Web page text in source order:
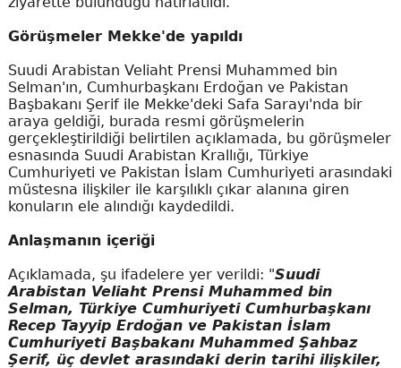
Görüşmeler Mekke'de yapıldı
Suudi Arabistan Veliaht Prensi Muhammed bin
Selman'ın, Cumhurbaşkanı Erdoğan ve Pakistan
Başbakanı Şerif ile Mekke'deki Safa Sarayı'nda bir
araya geldiği, burada resmi görüşmelerin
gerçekleştirildiği belirtilen açıklamada, bu görüşmeler
esnasında Suudi Arabistan Krallığı, Türkiye
Cumhuriyeti ve Pakistan İslam Cumhuriyeti arasındaki
müstesna ilişkiler ile karşılıklı çıkar alanına giren
konuların ele alındığı kaydedildi.
Anlaşmanın içeriği
Açıklamada, şu ifadelere yer verildi: "Suudi
Arabistan Veliaht Prensi Muhammed bin
Selman, Türkiye Cumhuriyeti Cumhurbaşkanı
Recep Tayyip Erdoğan ve Pakistan İslam
Cumhuriyeti Başbakanı Muhammed Şahbaz
Şerif, üç devlet arasındaki derin tarihi ilişkiler,